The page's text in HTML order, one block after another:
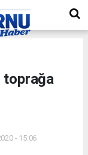
toprağa
- 15:06